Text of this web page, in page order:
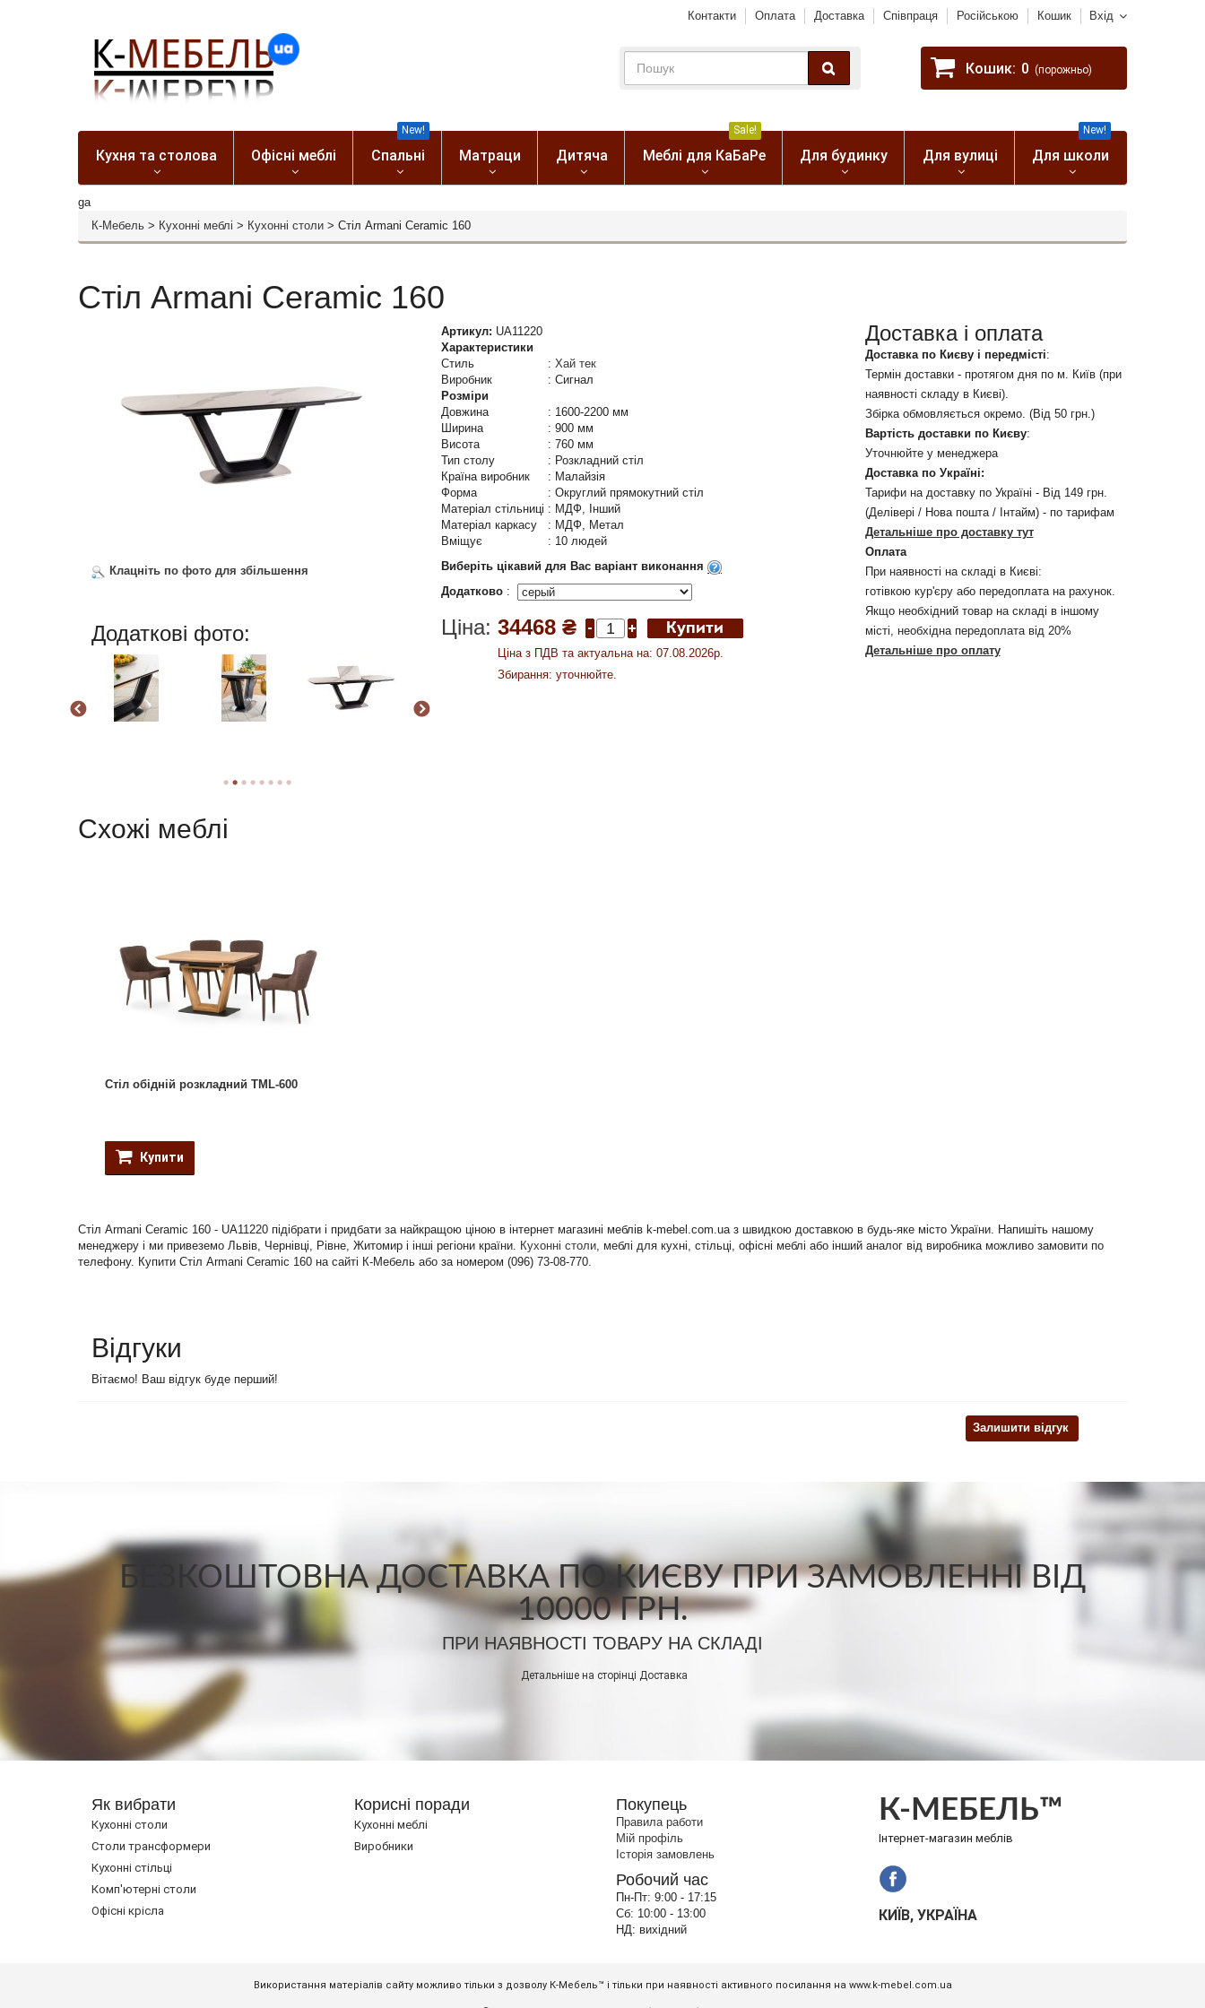
Вхід
Контакти Оплата Доставка Співпраця Російською Кошик
Кошик: 0 (порожньо)
Кухня та столова Офісні меблі Спальні
New!
Матраци Дитяча Меблі для КаБаРе
Sale!
Для будинку Для вулиці Для школи
New!
ga
К-Мебель > Кухонні меблі > Кухонні столи > Стіл Armani Ceramic 160
Стіл Armani Ceramic 160
Клацніть по фото для збільшення
Додаткові фото:
Артикул: UA11220
Характеристики
Стиль
: Хай тек
Виробник
: Сигнал
Розміри
Довжина
: 1600-2200 мм
Ширина
: 900 мм
Висота
: 760 мм
Тип столу
: Розкладний стіл
Країна виробник
: Малайзія
Форма
: Округлий прямокутний стіл
Матеріал стільниці : МДФ, Інший
Матеріал каркасу
: МДФ, Метал
Вміщує
: 10 людей
Виберіть цікавий для Вас варіант виконання
Додатково :
Ціна: 34468 ₴
Ціна з ПДВ та актуальна на: 07.08.2026р.
Збирання: уточнюйте.
Доставка і оплата
Доставка по Києву і передмісті:
Термін доставки - протягом дня по м. Київ (при
наявності складу в Києві).
Збірка обмовляється окремо. (Від 50 грн.)
Вартість доставки по Києву:
Уточнюйте у менеджера
Доставка по Україні:
Тарифи на доставку по Україні - Від 149 грн.
(Делівері / Нова пошта / Інтайм) - по тарифам
Детальніше про доставку тут
Оплата
При наявності на складі в Києві:
готівкою кур'єру або передоплата на рахунок.
Якщо необхідний товар на складі в іншому
місті, необхідна передоплата від 20%
Детальніше про оплату
Схожі меблі
Стіл обідній розкладний TML-600
Купити
Стіл Armani Ceramic 160 - UA11220 підібрати і придбати за найкращою ціною в інтернет магазині меблів k-mebel.com.ua з швидкою доставкою в будь-яке місто України. Напишіть нашому
менеджеру і ми привеземо Львів, Чернівці, Рівне, Житомир і інші регіони країни. Кухонні столи, меблі для кухні, стільці, офісні меблі або інший аналог від виробника можливо замовити по
телефону. Купити Стіл Armani Ceramic 160 на сайті К-Мебель або за номером (096) 73-08-770.
Відгуки
Вітаємо! Ваш відгук буде перший!
Залишити відгук
БЕЗКОШТОВНА ДОСТАВКА ПО КИЄВУ ПРИ ЗАМОВЛЕННІ ВІД
10000 ГРН.
ПРИ НАЯВНОСТІ ТОВАРУ НА СКЛАДІ
Детальніше на сторінці Доставка
Як вибрати
Кухонні столи
Cтоли трансформери
Кухонні стільці
Комп'ютерні столи
Офісні крісла
Корисні поради
Кухонні меблі
Виробники
Використання матеріалів сайту можливо тільки з дозволу К-Мебель™ і тільки при наявності активного посилання на www.k-mebel.com.ua
Покупець
Правила работи
Мій профіль
Історія замовлень
Робочий час
Пн-Пт: 9:00 - 17:15
Сб: 10:00 - 13:00
НД: вихідний
К-МЕБЕЛЬ™
Інтернет-магазин меблів
КИЇВ, УКРАЇНА